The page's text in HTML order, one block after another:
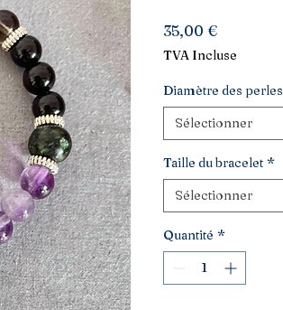
35,00 €Prix
TVA Incluse
Diamètre des perles
Sélectionner
Taille du bracelet *
Sélectionner
Quantité *